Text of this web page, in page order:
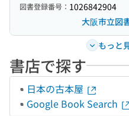
図書登録番号： 1026842904
大阪市立図
もっと
書店で探す
日本の古本屋
Google Book Search